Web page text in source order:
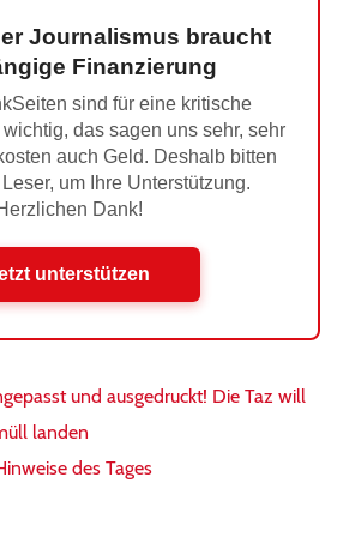
Journalismus braucht
Finanzierung
sind für eine kritische
das sagen uns sehr, sehr
auch Geld. Deshalb bitten
um Ihre Unterstützung.
Dank!
unterstützen
und ausgedruckt! Die Taz will
landen
des Tages